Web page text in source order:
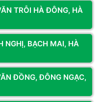
liên tục
thường hoạt động liên tục
tản nhiệt, nguồn điện và
TRỖI HÀ ĐÔNG, HÀ
NGHỊ, BẠCH MAI, HÀ
ĐỒNG, ĐÔNG NGẠC,